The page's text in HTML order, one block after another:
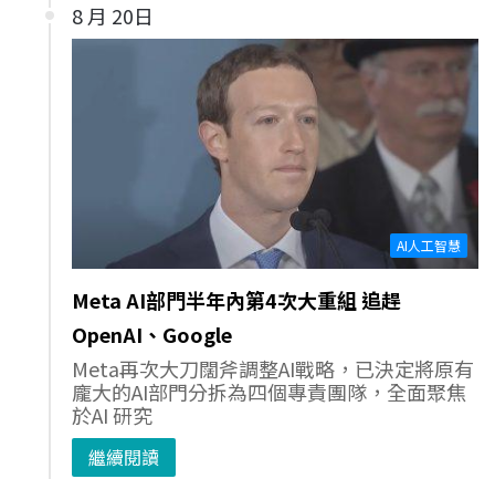
8 月 20日
AI人工智慧
Meta AI部門半年內第4次大重組 追趕
OpenAI、Google
Meta再次大刀闊斧調整AI戰略，已決定將原有
龐大的AI部門分拆為四個專責團隊，全面聚焦
於AI 研究
繼續閱讀